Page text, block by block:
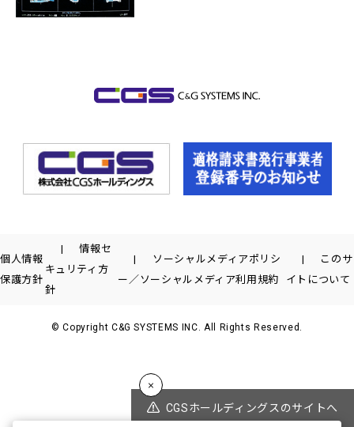
CGSホールディングスのサイトへ
個人情報
保護方針
情報セ
キュリティ方
針
ソーシャルメディアポリシ
ー／ソーシャルメディア利用規約
このサ
イトについて
© Copyright C&G SYSTEMS INC. All Rights Reserved.